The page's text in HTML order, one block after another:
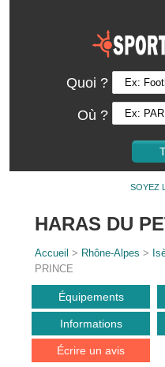
Quoi ?
Où ?
SOYEZ
HARAS DU
Accueil > Rhône-Alpes >
PRINCE
Équipements
Informations
Écrire un avis